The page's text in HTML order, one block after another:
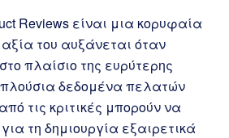
Reviews είναι μια κορυφαία
του αυξάνεται όταν
πλαίσιο της ευρύτερης
πλούσια δεδομένα πελατών
τις κριτικές μπορούν να
τη δημιουργία εξαιρετικά